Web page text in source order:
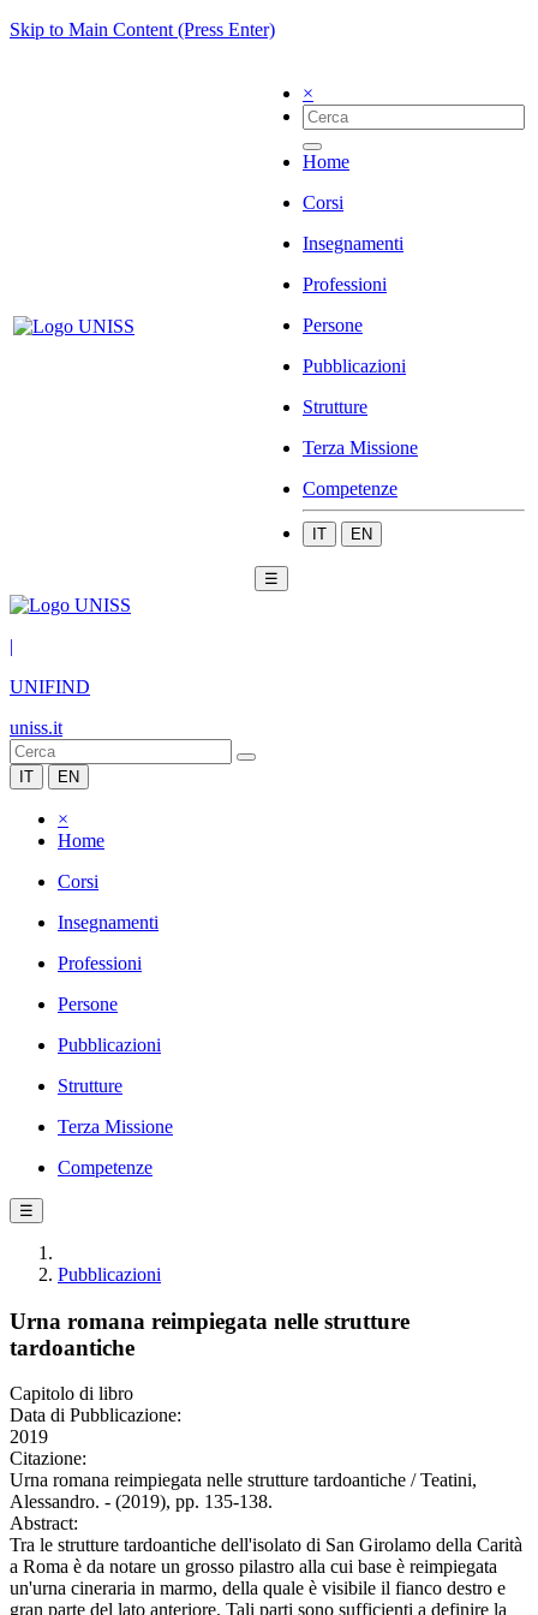
Skip to Main Content (Press Enter)
×
Home
Corsi
Insegnamenti
Professioni
Persone
Pubblicazioni
Strutture
Terza Missione
Competenze
IT EN
☰
|
UNIFIND
uniss.it
IT EN
×
Home
Corsi
Insegnamenti
Professioni
Persone
Pubblicazioni
Strutture
Terza Missione
Competenze
☰
Pubblicazioni
Urna romana reimpiegata nelle strutture
tardoantiche
Capitolo di libro
Data di Pubblicazione:
2019
Citazione:
Urna romana reimpiegata nelle strutture tardoantiche / Teatini,
Alessandro. - (2019), pp. 135-138.
Abstract:
Tra le strutture tardoantiche dell'isolato di San Girolamo della Carità
a Roma è da notare un grosso pilastro alla cui base è reimpiegata
un'urna cineraria in marmo, della quale è visibile il fianco destro e
gran parte del lato anteriore. Tali parti sono sufficienti a definire la